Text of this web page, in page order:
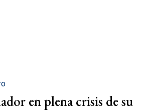
en plena crisis de su